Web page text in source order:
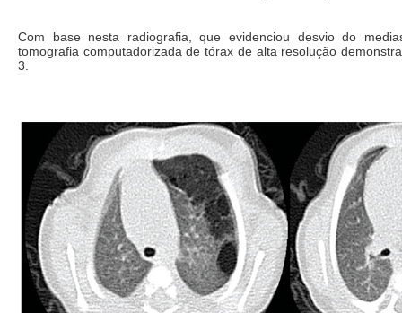
Com base nesta radiografia, que evidenciou desvio do
tomografia computadorizada de tórax de alta resolução
3.